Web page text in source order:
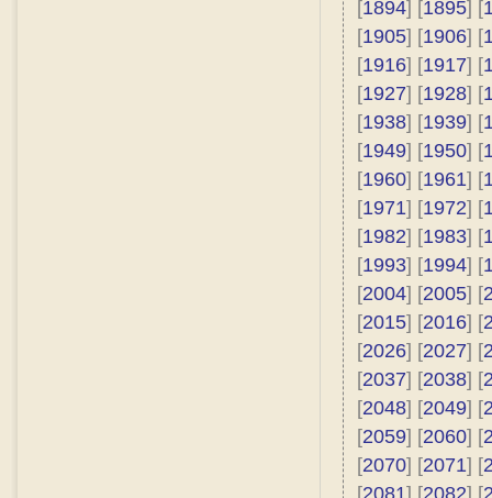
[1894] [1895] [
[1905] [1906] [
[1916] [1917] [
[1927] [1928] [
[1938] [1939] [
[1949] [1950] [
[1960] [1961] [
[1971] [1972] [
[1982] [1983] [
[1993] [1994] [
[2004] [2005] [
[2015] [2016] [
[2026] [2027] [
[2037] [2038] [
[2048] [2049] [
[2059] [2060] [
[2070] [2071] [
[2081] [2082] [